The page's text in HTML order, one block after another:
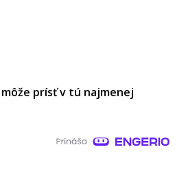
prísť v tú najmenej